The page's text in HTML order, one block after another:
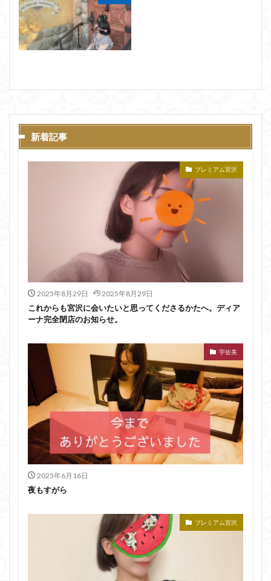
新着記事
プレミアム宮沢
2025年8月29日 2025年8月29日
これからも宮沢に会いたいと思ってくださるかたへ。ディア
ーナ完全閉店のお知らせ。
宇佐美
2025年6月16日
夜もすがら
プレミアム宮沢